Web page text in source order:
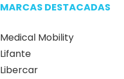
MARCAS DESTACADAS
Medical Mobility
Lifante
Libercar